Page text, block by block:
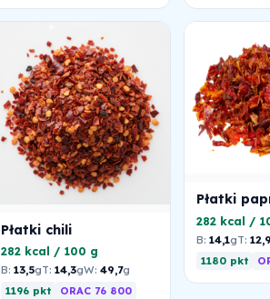
Płatki chili
282 kcal / 100 g
B: 13,5gT: 14,3gW: 49,7g
1196 pkt ORAC 76 800
Płatki
282 kcal /
B:14,1gT:12,9
1180 pkt